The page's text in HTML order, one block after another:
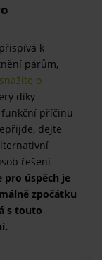
k
párům,
o
díky
příčinu
dejte
řešení
pro úspěch je
zpočátku
s touto